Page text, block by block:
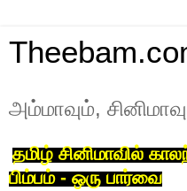
அம்மாவும்,
தமிழ் சினிமாவில்
பிம்பம்-ஒரு பார்வை